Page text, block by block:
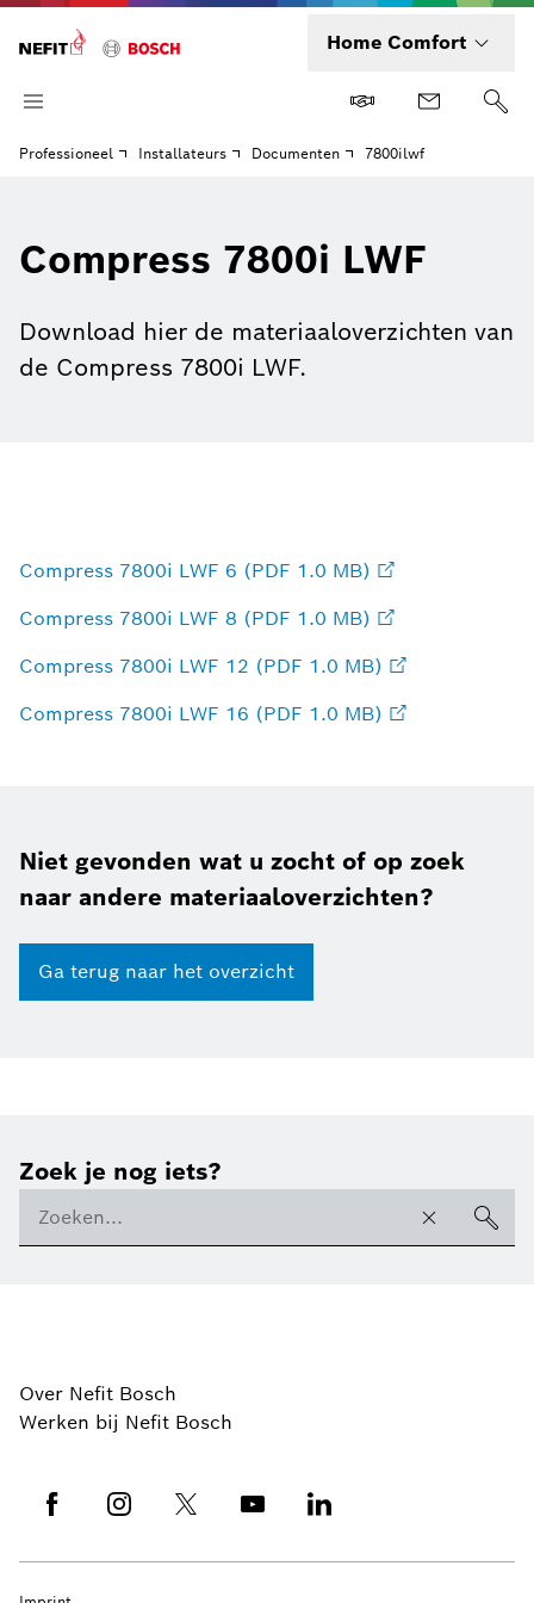
Home Comfort
Professioneel Installateurs Documenten 7800ilwf
Compress 7800i LWF
Download hier de materiaaloverzichten van
de Compress 7800i LWF.
Compress 7800i LWF 6 (PDF 1.0 MB)
Compress 7800i LWF 8 (PDF 1.0 MB)
Compress 7800i LWF 12 (PDF 1.0 MB)
Compress 7800i LWF 16 (PDF 1.0 MB)
Niet gevonden wat u zocht of op zoek
naar andere materiaaloverzichten?
Ga terug naar het overzicht
Zoek je nog iets?
Over Nefit Bosch
Werken bij Nefit Bosch